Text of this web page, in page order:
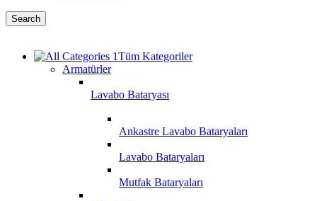
Search
Tüm Kategoriler
Armatürler
Lavabo Bataryası
Ankastre Lavabo Bataryaları
Lavabo Bataryaları
Mutfak Bataryaları